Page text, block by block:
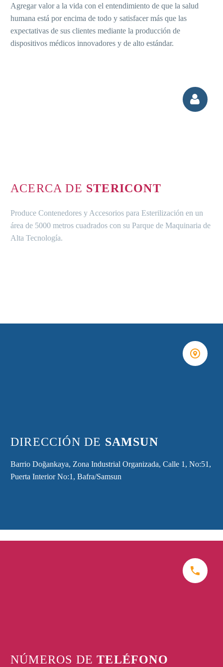
Agregar valor a la vida con el entendimiento de que la salud
humana está por encima de todo y satisfacer más que las
expectativas de sus clientes mediante la producción de
dispositivos médicos innovadores y de alto estándar.


ACERCA DE STERICONT
Produce Contenedores y Accesorios para Esterilización en un
área de 5000 metros cuadrados con su Parque de Maquinaria de
Alta Tecnología.


DIRECCIÓN DE SAMSUN
Barrio Doğankaya, Zona Industrial Organizada, Calle 1, No:51,
Puerta Interior No:1, Bafra/Samsun


NÚMEROS DE TELÉFONO